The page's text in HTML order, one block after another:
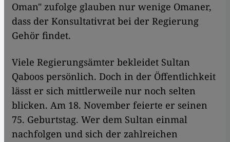
Oman" zufolge glauben nur wenige Omaner,
dass der Konsultativrat bei der Regierung
Gehör findet.
Viele Regierungsämter bekleidet Sultan
Qaboos persönlich. Doch in der Öffentlichkeit
lässt er sich mittlerweile nur noch selten
blicken. Am 18. November feierte er seinen
75. Geburtstag. Wer dem Sultan einmal
nachfolgen und sich der zahlreichen